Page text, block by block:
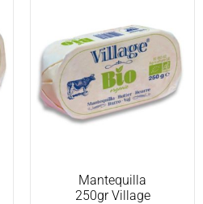
Mantequilla
250gr Village